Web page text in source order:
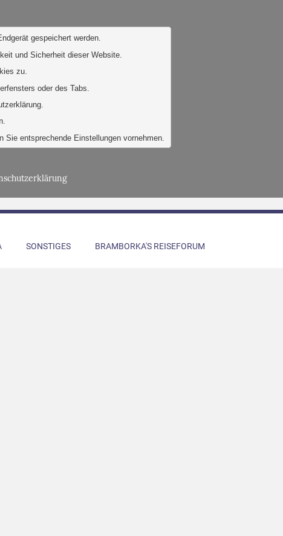
gespeichert werden.
und Sicherheit dieser Website.
zu.
oder des Tabs.
entsprechende Einstellungen vornehmen.
SONSTIGES BRAMBORKA'S REISEFORUM